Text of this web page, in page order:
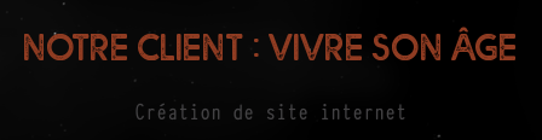
Notre client : Vivre son âge
Création de site internet